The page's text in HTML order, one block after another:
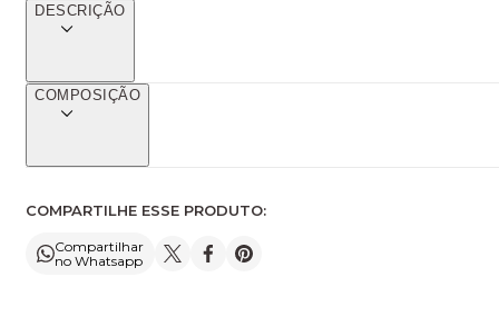
DESCRIÇÃO
COMPOSIÇÃO
COMPARTILHE ESSE PRODUTO:
Compartilhar
no Whatsapp